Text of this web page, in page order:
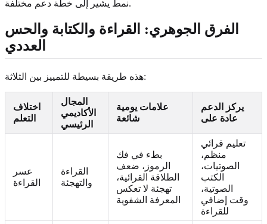
نمط يشير إلى خطة دعم مختلفة.
الفرق الجوهري: القراءة والكتابة والحس
العددي
هذه طريقة بسيطة للتمييز بين الثلاثة:
اختلاف
التعلم
المجال
الأكاديمي
الرئيسي
علامات يومية
شائعة
يركز الدعم
عادة على
عسر
القراءة
القراءة
والتهجئة
بطء في فك
الرموز، ضعف
الطلاقة القرائية،
تهجئة لا تعكس
المعرفة الشفوية
تعليم قرائي
منظم،
الصوتيات،
الكتب
الصوتية،
وقت إضافي
للقراءة